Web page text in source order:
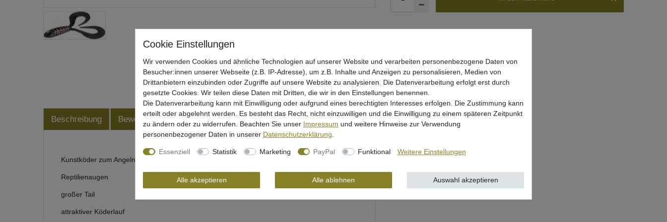
Beschreibung Bewertung Produktsicherheit
Kunstköder zum Angeln auf Hecht & Co von Balzer
Reptilienaugen
großer Tail
attraktiver Köderlauf
Wir verwenden Cookies und ähnliche Technologien auf unserer Website und verarbeiten personenbezogene Daten von
Besucher:innen unserer Webseite (z.B. IP-Adresse), um z.B. Inhalte und Anzeigen zu personalisieren, Medien von
Drittanbietern einzubinden oder Zugriffe auf unsere Website zu analysieren. Die Datenverarbeitung erfolgt erst durch
gesetzte Cookies. Wir teilen diese Daten mit Dritten, die wir in den Einstellungen benennen.
Die Datenverarbeitung kann mit Einwilligung oder aufgrund eines berechtigten Interesses erfolgen. Die Zustimmung kann
erteilt oder abgelehnt werden. Es besteht das Recht, nicht einzuwilligen und die Einwilligung zu einem späteren Zeitpunkt
zu ändern oder zu widerrufen. Beachten Sie unser Impressum und weitere Hinweise zur Verwendung
personenbezogener Daten in unserer Daten­schutz­erklärung
Essenziell Statistik Marketing PayPal Funktional Weitere Einstellungen
Alle akzeptieren Alle ablehnen Auswahl akzeptieren